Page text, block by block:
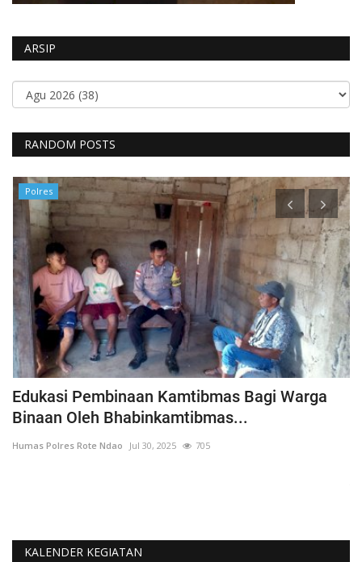
ARSIP
RANDOM POSTS
Polres
Edukasi Pembinaan Kamtibmas Bagi Warga
Binaan Oleh Bhabinkamtibmas...
Humas Polres Rote Ndao Jul 30, 2025 705
KALENDER KEGIATAN